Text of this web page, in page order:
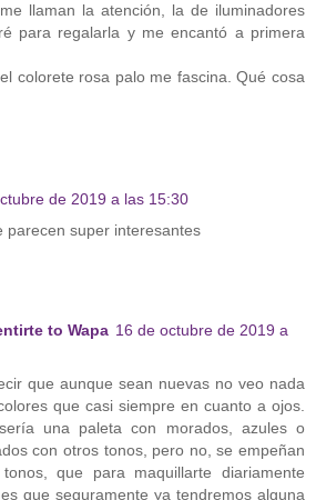
llaman la atención, la de iluminadores
para regalarla y me encantó a primera
colorete rosa palo me fascina. Qué cosa
de 2019 a las 15:30
parecen super interesantes
to Wapa 16 de octubre de 2019 a
que aunque sean nuevas no veo nada
que casi siempre en cuanto a ojos.
una paleta con morados, azules o
con otros tonos, pero no, se empeñan
que para maquillarte diariamente
que seguramente ya tendremos alguna